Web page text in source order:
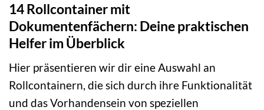
14 Rollcontainer mit
Dokumentenfächern: Deine praktischen
Helfer im Überblick
Hier präsentieren wir dir eine Auswahl an
Rollcontainern, die sich durch ihre Funktionalität
und das Vorhandensein von speziellen